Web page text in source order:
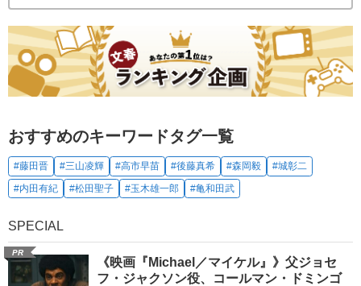
おすすめのキーワードタグ一覧
#藤田晋 #三山凌輝 #高市早苗 #後藤真希 #森岡毅
#城彰二
#内田有紀
#松田聖子 #玉木雄一郎 #亀和田武
SPECIAL
PR
《映画『Michael／マイケル』》父ジョセ
フ・ジャクソン役、コールマン・ドミンゴ